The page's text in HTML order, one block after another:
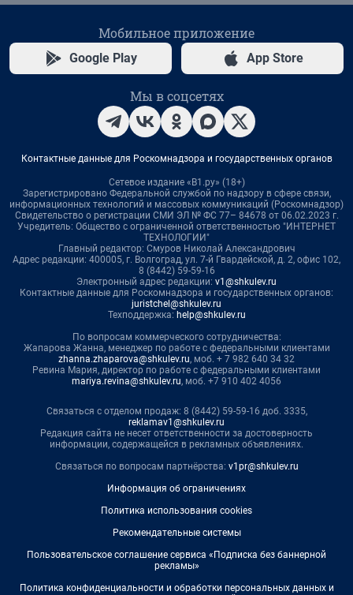
Мобильное приложение
Google Play App Store
Мы в соцсетях
Контактные данные для Роскомнадзора и государственных органов
Сетевое издание «В1.ру» (18+)
Зарегистрировано Федеральной службой по надзору в сфере связи,
информационных технологий и массовых коммуникаций (Роскомнадзор)
Свидетельство о регистрации СМИ ЭЛ № ФС 77– 84678 от 06.02.2023 г.
Учредитель: Общество с ограниченной ответственностью "ИНТЕРНЕТ
ТЕХНОЛОГИИ"
Главный редактор: Смуров Николай Александрович
Адрес редакции: 400005, г. Волгоград, ул. 7-й Гвардейской, д. 2, офис 102,
8 (8442) 59-59-16
Электронный адрес редакции: v1@shkulev.ru
Контактные данные для Роскомнадзора и государственных органов:
juristchel@shkulev.ru
Техподдержка: help@shkulev.ru
По вопросам коммерческого сотрудничества:
Жапарова Жанна, менеджер по работе с федеральными клиентами
zhanna.zhaparova@shkulev.ru, моб. + 7 982 640 34 32
Ревина Мария, директор по работе с федеральными клиентами
mariya.revina@shkulev.ru, моб. +7 910 402 4056
Связаться с отделом продаж: 8 (8442) 59-59-16 доб. 3335,
reklamav1@shkulev.ru
Редакция сайта не несет ответственности за достоверность
информации, содержащейся в рекламных объявлениях.
Связаться по вопросам партнёрства: v1pr@shkulev.ru
Информация об ограничениях
Политика использования cookies
Рекомендательные системы
Пользовательское соглашение сервиса «Подписка без баннерной
рекламы»
Политика конфиденциальности и обработки персональных данных и